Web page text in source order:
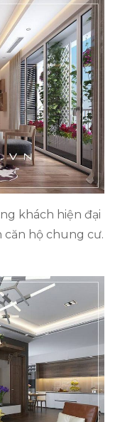
khách hiện đại
hộ chung cư.